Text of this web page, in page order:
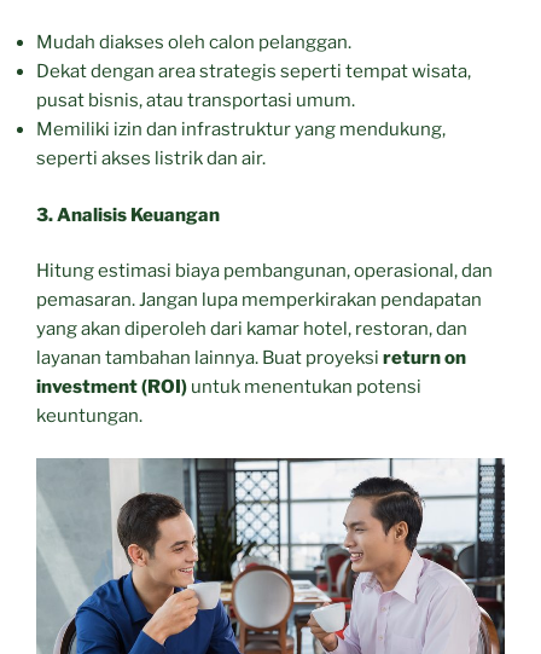
Mudah diakses oleh calon pelanggan.
Dekat dengan area strategis seperti tempat wisata,
pusat bisnis, atau transportasi umum.
Memiliki izin dan infrastruktur yang mendukung,
seperti akses listrik dan air.
3. Analisis Keuangan
Hitung estimasi biaya pembangunan, operasional, dan
pemasaran. Jangan lupa memperkirakan pendapatan
yang akan diperoleh dari kamar hotel, restoran, dan
layanan tambahan lainnya. Buat proyeksi return on
investment (ROI) untuk menentukan potensi
keuntungan.